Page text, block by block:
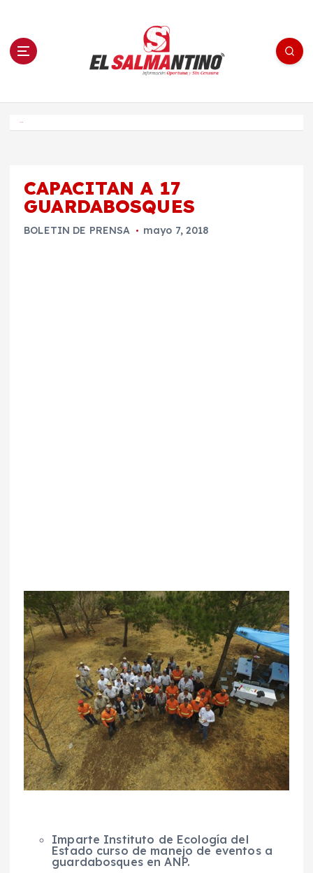
n El Salmantino - medios/noticias/editorial
CAPACITAN A 17
GUARDABOSQUES
BOLETIN DE PRENSA mayo 7, 2018
Imparte Instituto de Ecología del
Estado curso de manejo de eventos a
guardabosques en ANP.